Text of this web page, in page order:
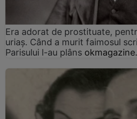
Era adorat de prostituate,
uriaș. Când a murit faimosul
Parisului l-au plâns